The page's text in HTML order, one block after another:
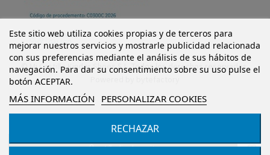
Añadir al carrito
Este sitio web utiliza cookies propias y de terceros para
mejorar nuestros servicios y mostrarle publicidad relacionada
con sus preferencias mediante el análisis de sus hábitos de
navegación. Para dar su consentimiento sobre su uso pulse el
botón ACEPTAR.
MÁS INFORMACIÓN PERSONALIZAR COOKIES
RECHAZAR
© Mi Castillo Kinder Shoes S.L. Todos los derechos reservados.